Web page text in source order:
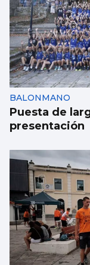
CANTEIRA
El Celta
ante los
BALONMANO
Puesta de
presentación